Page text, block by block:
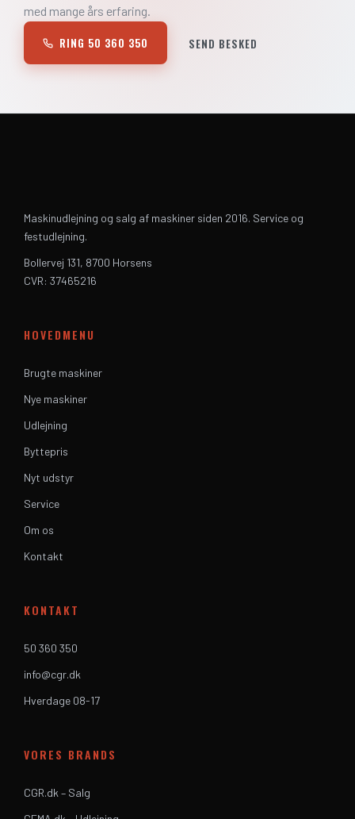
med mange års erfaring.
RING 50 360 350 SEND BESKED
Maskinudlejning og salg af maskiner siden 2016. Service og
festudlejning.
Bollervej 131, 8700 Horsens
CVR: 37465216
HOVEDMENU
Brugte maskiner
Nye maskiner
Udlejning
Byttepris
Nyt udstyr
Service
Om os
Kontakt
KONTAKT
50 360 350
info@cgr.dk
Hverdage 08-17
VORES BRANDS
CGR.dk – Salg